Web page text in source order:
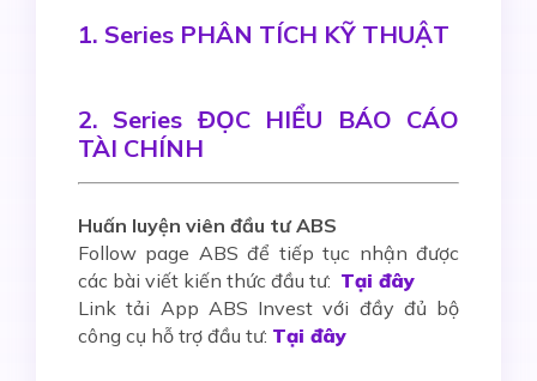
1. Series PHÂN TÍCH KỸ THUẬT
2. Series ĐỌC HIỂU BÁO CÁO
TÀI CHÍNH
Huấn luyện viên đầu tư ABS
Follow page ABS để tiếp tục nhận được
các bài viết kiến thức đầu tư: Tại đây
Link tải App ABS Invest với đầy đủ bộ
công cụ hỗ trợ đầu tư: Tại đây